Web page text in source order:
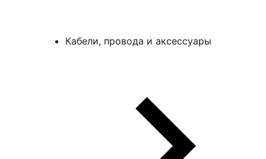
Кабели, провода и аксессуары